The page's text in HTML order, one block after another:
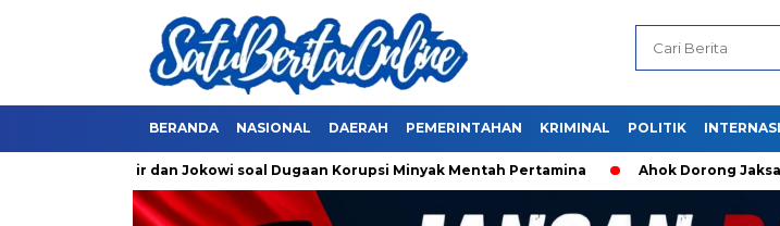
BERANDA NASIONAL DAERAH PEMERINTAHAN KRIMINAL POLITIK
Erick Thohir dan Jokowi soal Dugaan Korupsi Minyak Mentah Pertamina Ahok Dorong Jaksa